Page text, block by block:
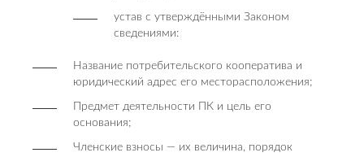
устав с утверждёнными Законом
сведениями:
Название потребительского кооператива и
юридический адрес его месторасположения;
Предмет деятельности ПК и цель его
основания;
Членские взносы — их величина, порядок